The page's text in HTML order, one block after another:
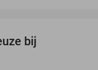
bij